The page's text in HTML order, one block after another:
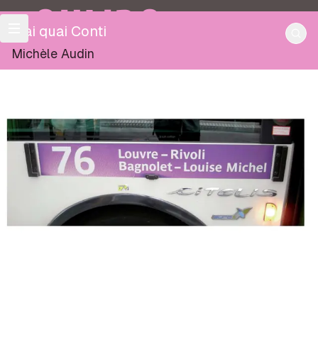
OULIPO
Mai quai Conti
Michèle Audin